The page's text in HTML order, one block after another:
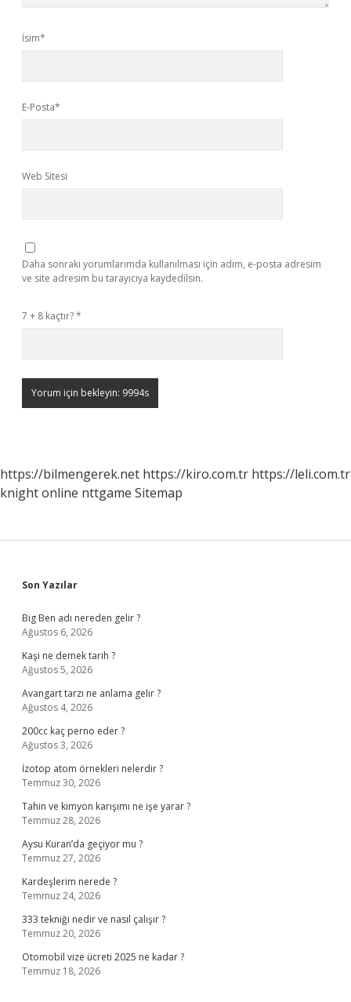
İsim*
E-Posta*
Web Sitesi
Daha sonraki yorumlarımda kullanılması için adım, e-posta adresim
ve site adresim bu tarayıcıya kaydedilsin.
7 + 8 kaçtır?*
https://bilmengerek.net https://kiro.com.tr https://leli.com.tr
knight online nttgame Sitemap
Sidebar
Son Yazılar
Big Ben adı nereden gelir ?
Ağustos 6, 2026
Kaşi ne demek tarih ?
Ağustos 5, 2026
Avangart tarzı ne anlama gelir ?
Ağustos 4, 2026
200cc kaç perno eder ?
Ağustos 3, 2026
İzotop atom örnekleri nelerdir ?
Temmuz 30, 2026
Tahin ve kimyon karışımı ne işe yarar ?
Temmuz 28, 2026
Aysu Kuran’da geçiyor mu ?
Temmuz 27, 2026
Kardeşlerim nerede ?
Temmuz 24, 2026
333 tekniği nedir ve nasıl çalışır ?
Temmuz 20, 2026
Otomobil vize ücreti 2025 ne kadar ?
Temmuz 18, 2026